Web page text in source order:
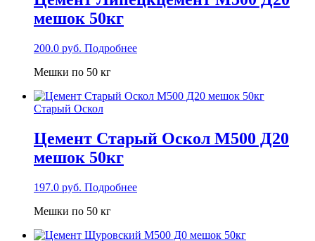
мешок 50кг
200.0 руб. Подробнее
Мешки по 50 кг
Старый Оскол
Цемент Старый Оскол М500 Д20
мешок 50кг
197.0 руб. Подробнее
Мешки по 50 кг